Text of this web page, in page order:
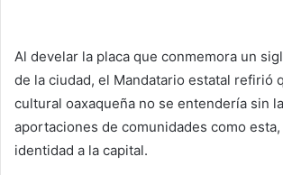
Al develar la placa que conmemora un
de la ciudad, el Mandatario estatal refirió
cultural oaxaqueña no se entendería sin
aportaciones de comunidades como
identidad a la capital.